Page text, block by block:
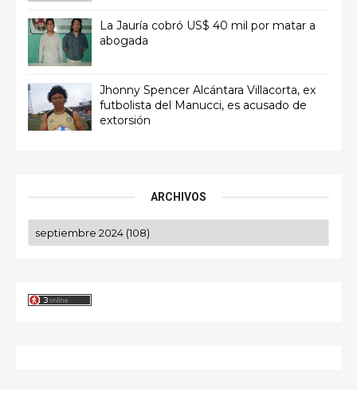
La Jauría cobró US$ 40 mil por matar a
abogada
Jhonny Spencer Alcántara Villacorta, ex
futbolista del Manucci, es acusado de
extorsión
ARCHIVOS